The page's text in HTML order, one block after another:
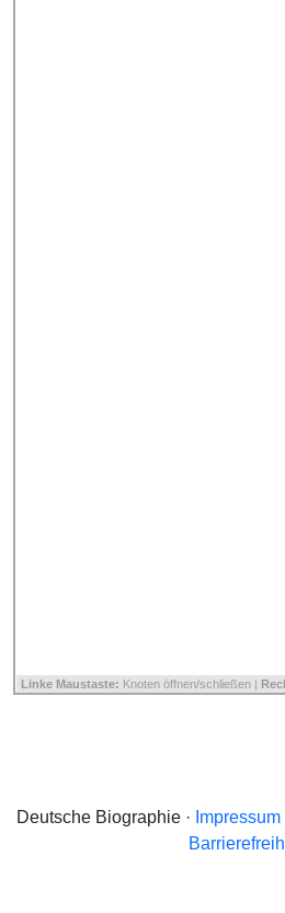
Linke Maustaste: Knoten öffnen/schließen |
Deutsche Biographie · Impressum